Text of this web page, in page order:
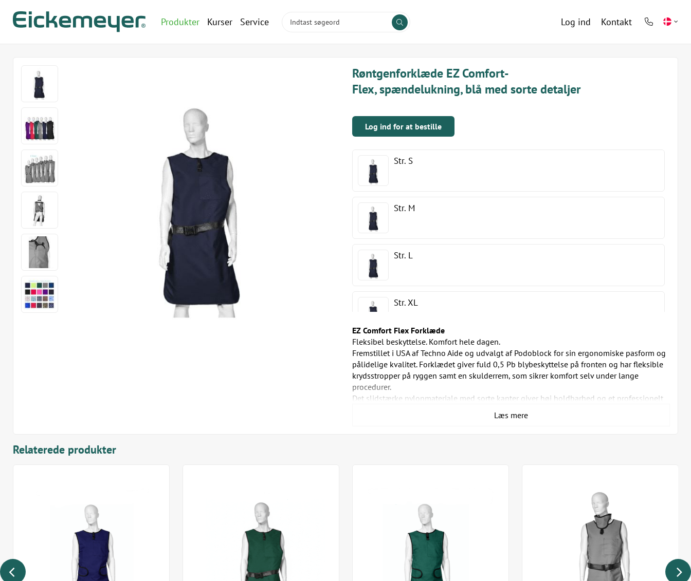
Produkter Kurser Service Log ind Kontakt
phone
Røntgenforklæde EZ Comfort-
Flex, spændelukning, blå med sorte detaljer
Log ind for at bestille
Str. S
Str. M
Str. L
Str. XL
Str. 2XL
Str. 3XL
EZ Comfort Flex Forklæde
Fleksibel beskyttelse. Komfort hele dagen.
Fremstillet i USA af Techno Aide og udvalgt af Podoblock for sin ergonomiske pasform og
pålidelige kvalitet. Forklædet giver fuld 0,5 Pb blybeskyttelse på fronten og har fleksible
krydsstropper på ryggen samt en skulderrem, som sikrer komfort selv under lange
procedurer.
Det slidstærke nylonmateriale med sorte kanter giver høj holdbarhed og et professionelt
Forklædet fås i seks farver og seks størrelser, og der medfølger en strop til montering af
Mulighed for +10 cm ekstra længde (varenr: MXRTACLACUST10CM)
Produceret i USA af Techno Aide
Størrelsesguide
Størrelse | Brystmål / bredde | Længde | Vægt
Small | 88–97 cm / 55 cm | 90 cm | 4,0 kg
Medium | 98–107 cm / 58 cm | 95 cm | 4,5 kg
Large | 108–117 cm / 61 cm | 100 cm | 4,8 kg
Læs mere
Relaterede produkter